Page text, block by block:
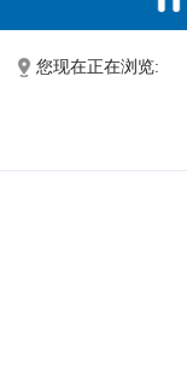
您现在正在浏览: